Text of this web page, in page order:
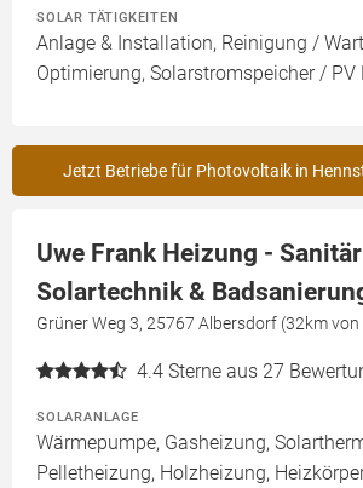
SOLAR TÄTIGKEITEN
Anlage & Installation, Reinigung /
Optimierung, Solarstromspeicher / PV
Jetzt Betriebe für Photovoltaik in
Uwe Frank Heizung -
Solartechnik &
Grüner Weg 3, 25767 Albersdorf (32km
4.4 Sterne aus 27
SOLARANLAGE
Wärmepumpe, Gasheizung,
Pelletheizung, Holzheizung,